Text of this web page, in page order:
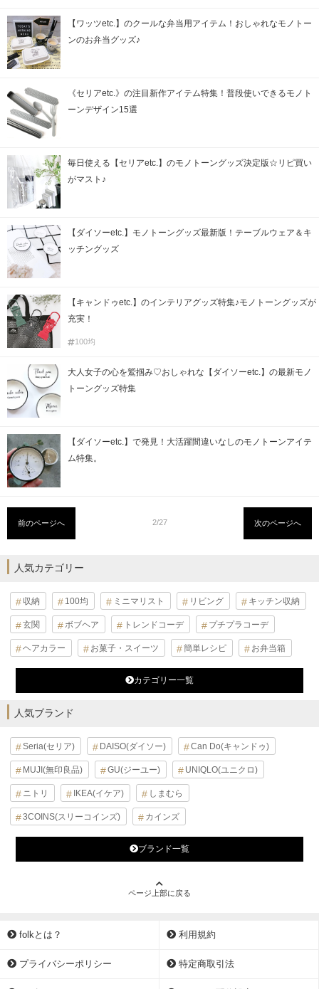
【ワッツetc.】のクールな弁当用アイテム！おしゃれなモノトー
ンのお弁当グッズ♪
《セリアetc.》の注目新作アイテム特集！普段使いできるモノト
ーンデザイン15選
毎日使える【セリアetc.】のモノトーングッズ決定版☆リピ買い
がマスト♪
【ダイソーetc.】モノトーングッズ最新版！テーブルウェア＆キ
ッチングッズ
【キャンドゥetc.】のインテリアグッズ特集♪モノトーングッズが
充実！
100均
大人女子の心を鷲掴み♡おしゃれな【ダイソーetc.】の最新モノ
トーングッズ特集
【ダイソーetc.】で発見！大活躍間違いなしのモノトーンアイテ
ム特集。
2/27
前のページへ 次のページへ
人気カテゴリー
収納 100均 ミニマリスト リビング キッチン収納
玄関 ボブヘア トレンドコーデ プチプラコーデ
ヘアカラー お菓子・スイーツ 簡単レシピ お弁当箱
カテゴリー一覧
人気ブランド
Seria(セリア) DAISO(ダイソー) Can Do(キャンドゥ)
MUJI(無印良品) GU(ジーユー) UNIQLO(ユニクロ)
ニトリ IKEA(イケア) しまむら
3COINS(スリーコインズ) カインズ
ブランド一覧
ページ上部に戻る
folkとは？ 利用規約
プライバシーポリシー 特定商取引法